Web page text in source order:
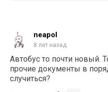
neapol
8 лет назад
Автобус то почти новый.
прочие документы в
случиться?